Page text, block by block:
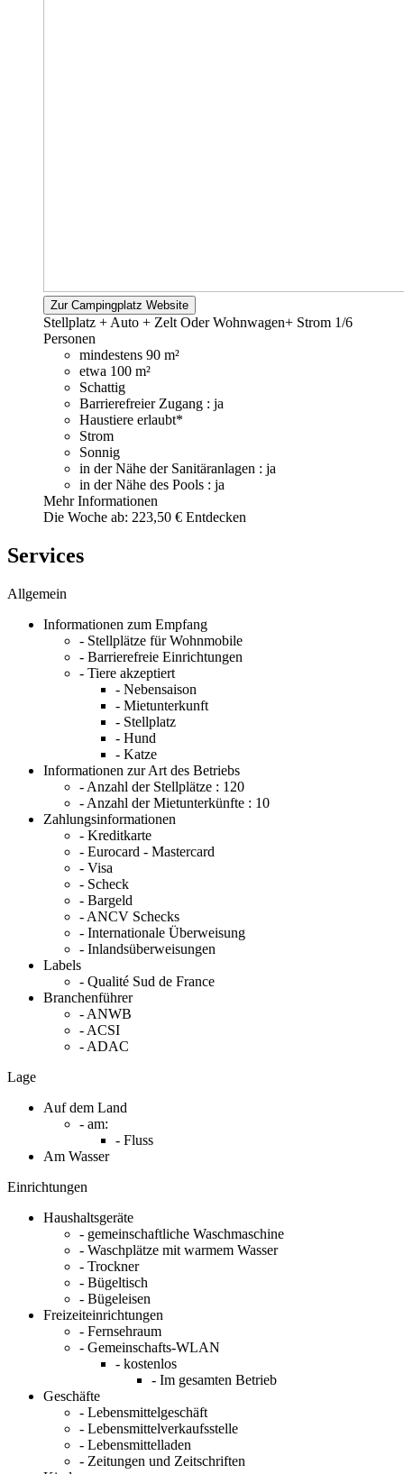
Zur Campingplatz Website
Stellplatz + Auto + Zelt Oder Wohnwagen+ Strom 1/6
Personen
mindestens 90 m²
etwa 100 m²
Schattig
Barrierefreier Zugang : ja
Haustiere erlaubt*
Strom
Sonnig
in der Nähe der Sanitäranlagen : ja
in der Nähe des Pools : ja
Mehr Informationen
Die Woche ab: 223,50 € Entdecken
Services
Allgemein
Informationen zum Empfang
- Stellplätze für Wohnmobile
- Barrierefreie Einrichtungen
- Tiere akzeptiert
- Nebensaison
- Mietunterkunft
- Stellplatz
- Hund
- Katze
Informationen zur Art des Betriebs
- Anzahl der Stellplätze : 120
- Anzahl der Mietunterkünfte : 10
Zahlungsinformationen
- Kreditkarte
- Eurocard - Mastercard
- Visa
- Scheck
- Bargeld
- ANCV Schecks
- Internationale Überweisung
- Inlandsüberweisungen
Labels
- Qualité Sud de France
Branchenführer
- ANWB
- ACSI
- ADAC
Lage
Auf dem Land
- am:
- Fluss
Am Wasser
Einrichtungen
Haushaltsgeräte
- gemeinschaftliche Waschmaschine
- Waschplätze mit warmem Wasser
- Trockner
- Bügeltisch
- Bügeleisen
Freizeiteinrichtungen
- Fernsehraum
- Gemeinschafts-WLAN
- kostenlos
- Im gesamten Betrieb
Geschäfte
- Lebensmittelgeschäft
- Lebensmittelverkaufsstelle
- Lebensmittelladen
- Zeitungen und Zeitschriften